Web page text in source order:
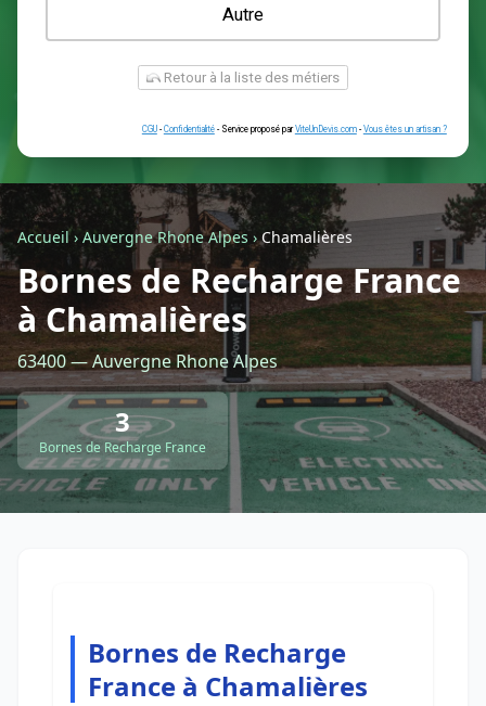
Une prise renforcée (type greenup)
Une simple prise
Je ne sais pas encore
Autre
Retour à la liste des métiers
CGU-Confidentialité- Service proposé parViteUnDevis.com-Vous
Accueil› Auvergne Rhone Alpes›Chamalières
Bornes de Recharge France
à Chamalières
63400 — Auvergne Rhone Alpes
3
Bornes de Recharge France
Bornes de Recharge
France à Chamalières